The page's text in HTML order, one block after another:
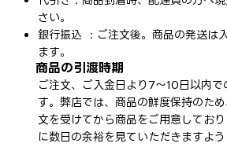
さい。
銀行振込 ：ご注文後。商品の発送は
ます。
商品の引渡時期
ご注文、ご入金日より7～10日以内
す。弊店では、商品の鮮度保持のた
文を受けてから商品をご用意してお
に数日の余裕を見ていただきますよ